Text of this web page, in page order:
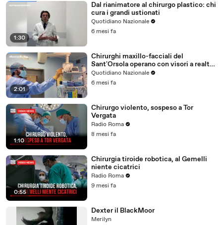
1:30
Dal rianimatore al chirurgo plastico: chi
cura i grandi ustionati
Quotidiano Nazionale
6 mesi fa
2:01
Chirurghi maxillo-facciali del
Sant'Orsola operano con visori a realtà
aumentata
Quotidiano Nazionale
6 mesi fa
1:10
Chirurgo violento, sospeso a Tor
Vergata
Radio Roma
8 mesi fa
0:55
Chirurgia tiroide robotica, al Gemelli
niente cicatrici
Radio Roma
9 mesi fa
Dexter il BlackMoor
Merilyn